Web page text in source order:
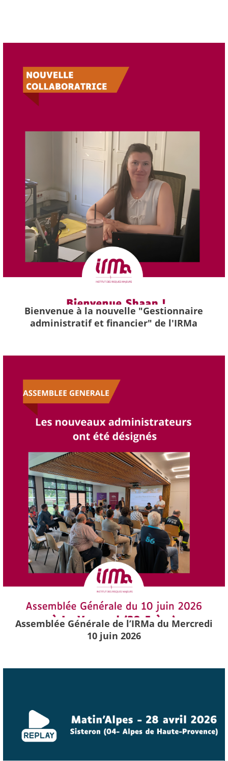
Bienvenue à la nouvelle "Gestionnaire
administratif et financier" de l'IRMa
Assemblée Générale de l’IRMa du Mercredi
10 juin 2026